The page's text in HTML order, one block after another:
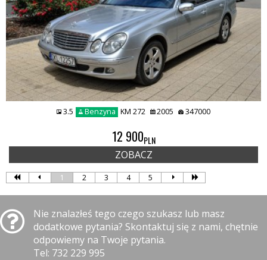
3.5 Benzyna KM 272 2005 347000
12 900PLN
ZOBACZ
1 2 3 4 5
Nie znalazłeś tego czego szukasz lub masz
dodatkowe pytania? Skontaktuj się z nami, chętnie
odpowiemy na Twoje pytania.
Tel: 732 229 995